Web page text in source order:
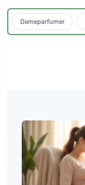
Dameparfumer